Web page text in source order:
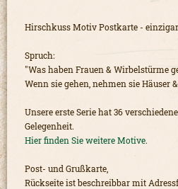
Hirschkuss Motiv Postkarte -
Spruch:
"Was haben Frauen & Wirbelstürme
Wenn sie gehen, nehmen sie Häuser
Unsere erste Serie hat 36
Gelegenheit.
Hier finden Sie weitere Motive.
Post- und Grußkarte,
Rückseite ist beschreibbar mit